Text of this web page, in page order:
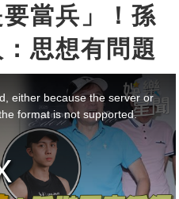
當兵」！孫
思想有問題
either because the server or
format is not supported.